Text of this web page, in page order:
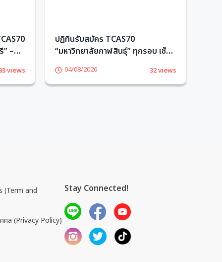
” –
views
ปฏิทินรับสมัคร TCAS70
“มหาวิทยาลัยกาฬสินธุ์” ทุกรอบ เช็ก
04/08/2026 32 views
(Term and
คล (Privacy Policy)
Stay Connected!